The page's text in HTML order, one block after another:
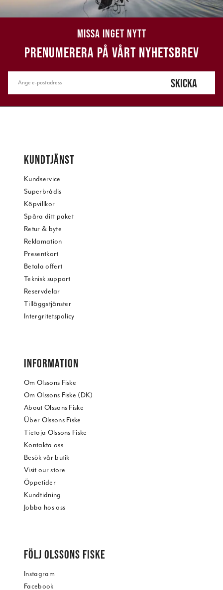
MISSA INGET NYTT
PRENUMERERA PÅ VÅRT NYHETSBREV
SKICKA
KUNDTJÄNST
Kundservice
Superbrådis
Köpvillkor
Spåra ditt paket
Retur & byte
Reklamation
Presentkort
Betala offert
Teknisk support
Reservdelar
Tilläggstjänster
Intergritetspolicy
INFORMATION
Om Olssons Fiske
Om Olssons Fiske (DK)
About Olssons Fiske
Über Olssons Fiske
Tietoja Olssons Fiske
Kontakta oss
Besök vår butik
Visit our store
Öppetider
Kundtidning
Jobba hos oss
FÖLJ OLSSONS FISKE
Instagram
Facebook